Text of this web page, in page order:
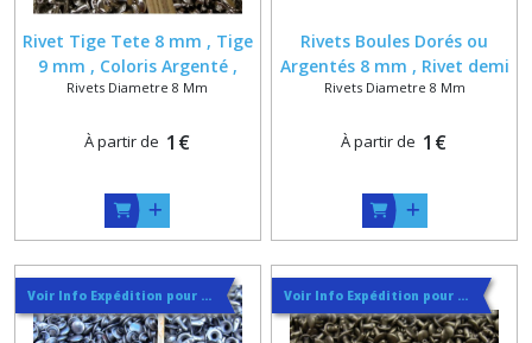
Rivet Tige Tete 8 mm , Tige
9 mm , Coloris Argenté ,
Noir , Vieux Laiton ou
Rivets Diametre 8 Mm
À partir de 1 €
Rivets Boules Dorés ou
Argentés 8 mm , Rivet demi
boule , Rivet Décoration
Rivets Diametre 8 Mm
À partir de 1 €
Voir Info Expédition pour Régler les Frais de Port au Meilleur Prix , En haut d'ecran à Droite Voir Info Expédition pour Régler les Frais de Port au Meilleur Prix , En haut d'ecran à Droite